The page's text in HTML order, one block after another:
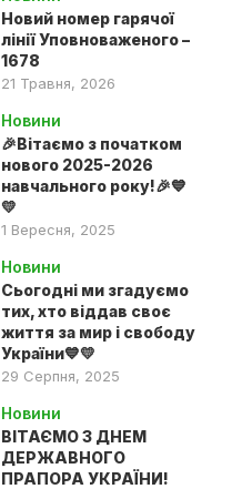
Новий номер гарячої
лінії Уповноваженого –
1678
21 Травня, 2026
Новини
🎉Вітаємо з початком
нового 2025-2026
навчального року!🎉💙
💛
1 Вересня, 2025
Новини
Сьогодні ми згадуємо
тих, хто віддав своє
життя за мир і свободу
України💙💛
29 Серпня, 2025
Новини
ВІТАЄМО З ДНЕМ
ДЕРЖАВНОГО
ПРАПОРА УКРАЇНИ!